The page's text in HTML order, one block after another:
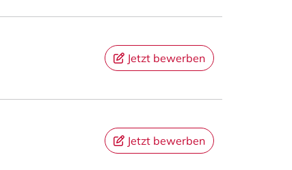
Jetzt bewerben
Jetzt bewerben